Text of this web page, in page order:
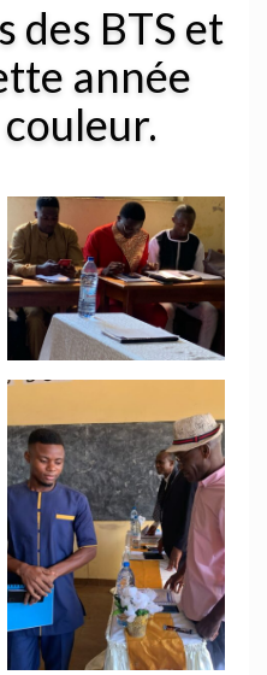
des BTS et
année